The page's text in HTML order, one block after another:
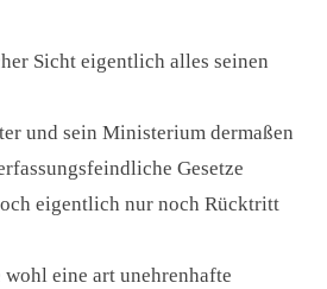
Sicht eigentlich alles seinen
und sein Ministerium dermaßen
Gesetze
eigentlich nur noch Rücktritt
wohl eine art unehrenhafte